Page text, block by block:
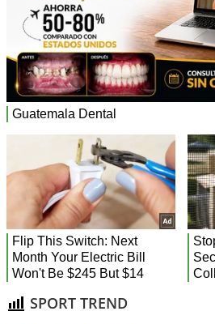
SPORT TREND